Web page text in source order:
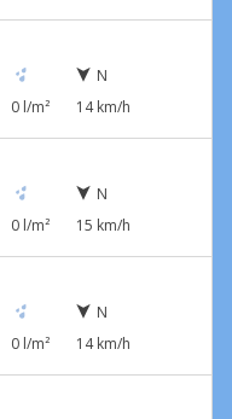
0 l/m²
N
14 km/h
0 l/m²
N
15 km/h
0 l/m²
N
14 km/h